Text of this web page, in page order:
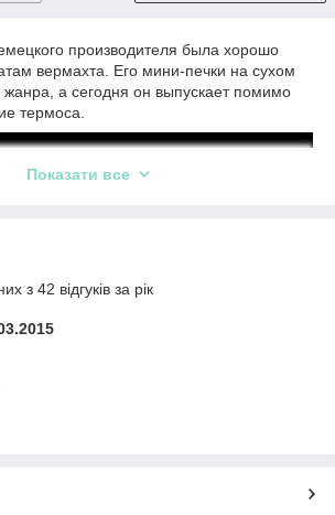
производителя была хорошо
вермахта. Его мини-печки на сухом
жанра, а сегодня он выпускает помимо
термоса.
Показати все
з 42 відгуків за рік